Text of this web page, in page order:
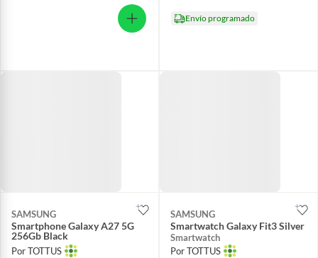
Envío programado
SAMSUNG
Smartphone Galaxy A27 5G
256Gb Black
Por TOTTUS
SAMSUNG
Smartwatch Galaxy Fit3 Silver
Smartwatch
Por TOTTUS